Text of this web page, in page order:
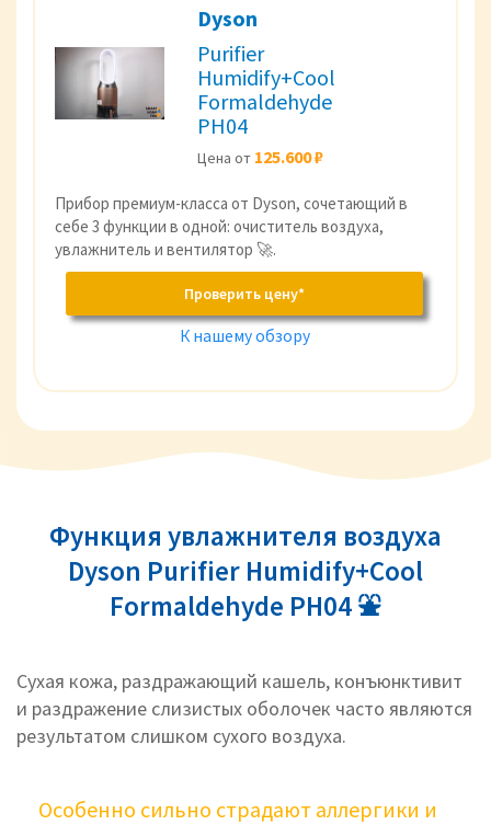
Dyson
Purifier
Humidify+Cool
Formaldehyde
PH04
Цена от 125.600 ₽
Прибор премиум-класса от Dyson, сочетающий в
себе 3 функции в одной: очиститель воздуха,
увлажнитель и вентилятор 🚀.
Проверить цену*
К нашему обзору
Функция увлажнителя воздуха
Dyson Purifier Humidify+Cool
Formaldehyde PH04 ⛲
Сухая кожа, раздражающий кашель, конъюнктивит
и раздражение слизистых оболочек часто являются
результатом слишком сухого воздуха.
Особенно сильно страдают аллергики и